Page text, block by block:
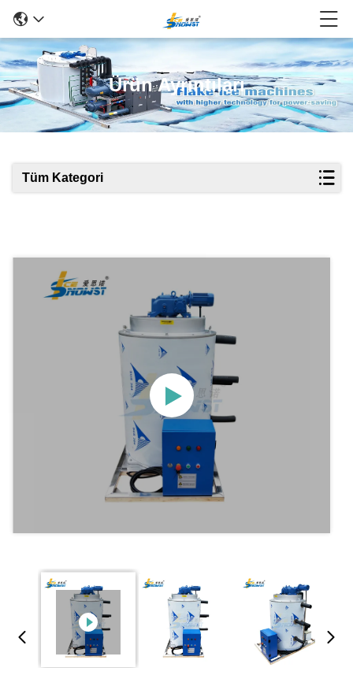
Ürün Ayrıntıları
Tüm Kategori